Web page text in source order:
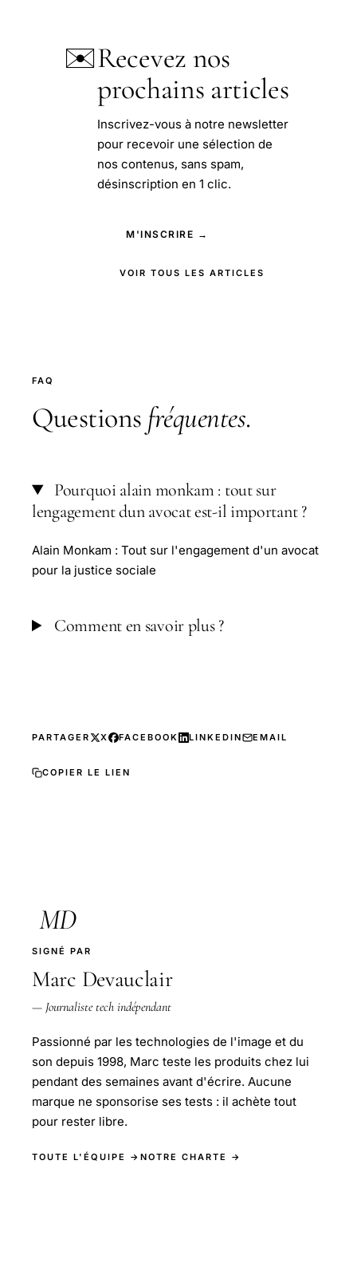
✉️Recevez nos
prochains articles
Inscrivez-vous à notre newsletter
pour recevoir une sélection de
nos contenus, sans spam,
désinscription en 1 clic.
M'INSCRIRE →
VOIR TOUS LES ARTICLES
FAQ
Questions fréquentes.
Pourquoi alain monkam : tout sur
lengagement dun avocat est-il important ?
Alain Monkam : Tout sur l'engagement d'un avocat
pour la justice sociale
Comment en savoir plus ?
PARTAGER X FACEBOOK LINKEDIN EMAIL
COPIER LE LIEN
MD
SIGNÉ PAR
Marc Devauclair
— Journaliste tech indépendant
Passionné par les technologies de l'image et du
son depuis 1998, Marc teste les produits chez lui
pendant des semaines avant d'écrire. Aucune
marque ne sponsorise ses tests : il achète tout
pour rester libre.
TOUTE L'ÉQUIPE → NOTRE CHARTE →